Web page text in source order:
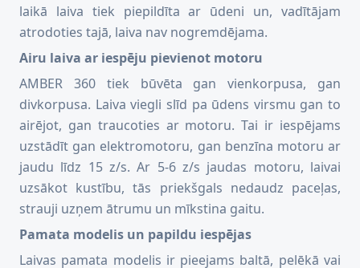
laikā laiva tiek piepildīta ar ūdeni un, vadītājam
atrodoties tajā, laiva nav nogremdējama.
Airu laiva ar iespēju pievienot motoru
AMBER 360 tiek būvēta gan vienkorpusa, gan
divkorpusa. Laiva viegli slīd pa ūdens virsmu gan to
airējot, gan traucoties ar motoru. Tai ir iespējams
uzstādīt gan elektromotoru, gan benzīna motoru ar
jaudu līdz 15 z/s. Ar 5-6 z/s jaudas motoru, laivai
uzsākot kustību, tās priekšgals nedaudz paceļas,
strauji uzņem ātrumu un mīkstina gaitu.
Pamata modelis un papildu iespējas
Laivas pamata modelis ir pieejams baltā, pelēkā vai